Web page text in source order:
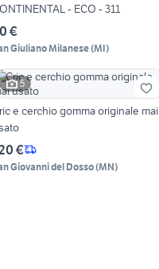
- ECO - 311
€
Giuliano Milanese(MI)
5
e cerchio gomma originale mai
€
Giovanni del Dosso(MN)